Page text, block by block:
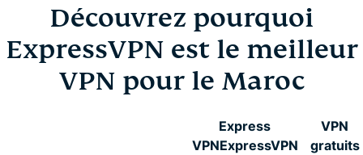
Découvrez pourquoi
ExpressVPN est le meilleur
VPN pour le Maroc
Express
VPNExpressVPN
VPN
gratuits